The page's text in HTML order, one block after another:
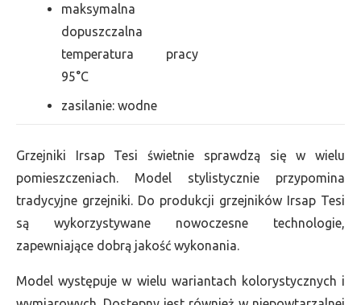
maksymalna
dopuszczalna
temperatura pracy
95°C
zasilanie: wodne
Grzejniki Irsap Tesi świetnie sprawdzą się w wielu
pomieszczeniach. Model stylistycznie przypomina
tradycyjne grzejniki. Do produkcji grzejników Irsap Tesi
są wykorzystywane nowoczesne technologie,
zapewniające dobrą jakość wykonania.
Model występuje w wielu wariantach kolorystycznych i